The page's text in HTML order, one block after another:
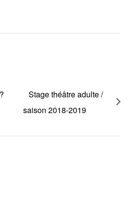
Stage théâtre adulte /
saison 2018-2019